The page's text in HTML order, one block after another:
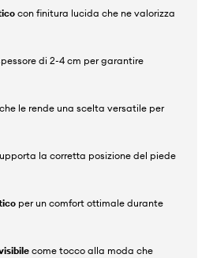
con finitura lucida che ne valorizza
di 2-4 cm per garantire
che le rende una scelta versatile per
la corretta posizione del piede
per un comfort ottimale durante
come tocco alla moda che